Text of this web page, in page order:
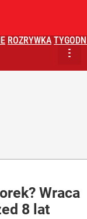
ROZRYWKA
Wraca
8 lat